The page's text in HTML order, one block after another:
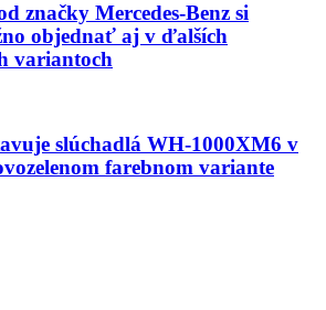
značky Mercedes-Benz si
objednať aj v ďalších
variantoch
slúchadlá WH-1000XM6 v
farebnom variante